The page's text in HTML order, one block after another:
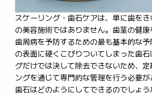
スケーリング・歯石ケアは、単に歯を
の美容施術ではありません。歯茎の健
歯周病を予防するための最も基本的な
の表面に硬くこびりついてしまった歯
グだけでは決して除去できないため、
ングを通じて専門的な管理を行う必要が
歯石はどのようにしてできるのでしょう